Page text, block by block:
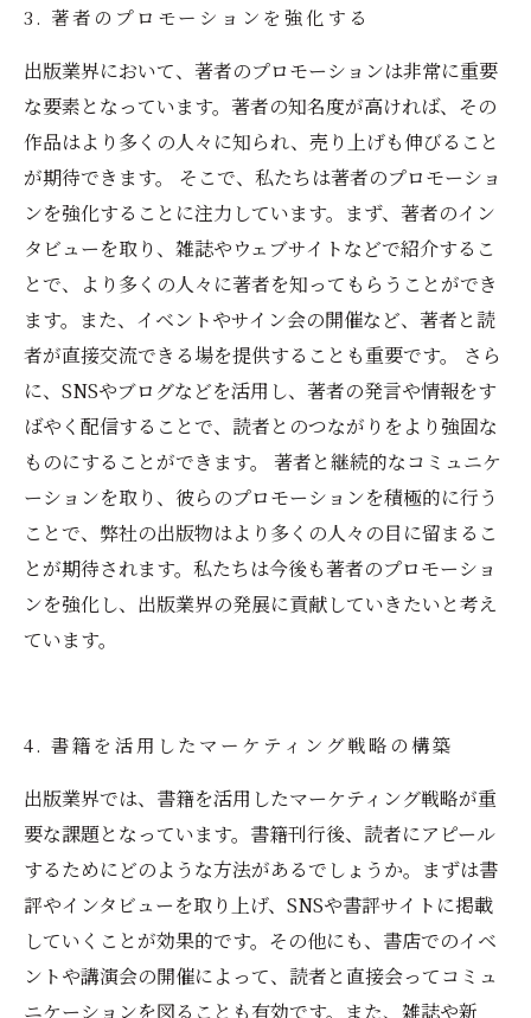
3. 著者のプロモーションを強化する
出版業界において、著者のプロモーションは非常に重要
な要素となっています。著者の知名度が高ければ、その
作品はより多くの人々に知られ、売り上げも伸びること
が期待できます。 そこで、私たちは著者のプロモーショ
ンを強化することに注力しています。まず、著者のイン
タビューを取り、雑誌やウェブサイトなどで紹介するこ
とで、より多くの人々に著者を知ってもらうことができ
ます。また、イベントやサイン会の開催など、著者と読
者が直接交流できる場を提供することも重要です。 さら
に、SNSやブログなどを活用し、著者の発言や情報をす
ばやく配信することで、読者とのつながりをより強固な
ものにすることができます。 著者と継続的なコミュニケ
ーションを取り、彼らのプロモーションを積極的に行う
ことで、弊社の出版物はより多くの人々の目に留まるこ
とが期待されます。私たちは今後も著者のプロモーショ
ンを強化し、出版業界の発展に貢献していきたいと考え
ています。
4. 書籍を活用したマーケティング戦略の構築
出版業界では、書籍を活用したマーケティング戦略が重
要な課題となっています。書籍刊行後、読者にアピール
するためにどのような方法があるでしょうか。まずは書
評やインタビューを取り上げ、SNSや書評サイトに掲載
していくことが効果的です。その他にも、書店でのイベ
ントや講演会の開催によって、読者と直接会ってコミュ
ニケーションを図ることも有効です。また、雑誌や新